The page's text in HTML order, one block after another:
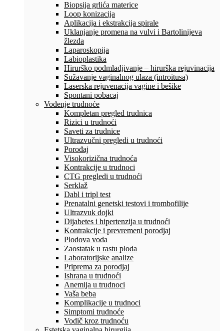
Biopsija grlića materice
Loop konizacija
Aplikacija i ekstrakcija spirale
Uklanjanje promena na vulvi i Bartolinijeva
žlezda
Laparoskopija
Labioplastika
Hirurško podmladjivanje – hirurška rejuvinacija
Sužavanje vaginalnog ulaza (introitusa)
Laserska rejuvenacija vagine i bešike
Spontani pobacaj
Vođenje trudnoće
Kompletan pregled trudnica
Rizici u trudnoći
Saveti za trudnice
Ultrazvučni pregledi u trudnoći
Porođaj
Visokorizična trudnoća
Kontrakcije u trudnoci
CTG pregledi u trudnoći
Serklaž
Dabl i tripl test
Prenatalni genetski testovi i trombofilije
Ultrazvuk dojki
Dijabetes i hipertenzija u trudnoći
Kontrakcije i prevremeni porodjaj
Plodova voda
Zaostatak u rastu ploda
Laboratorijske analize
Priprema za porodjaj
Ishrana u trudnoći
Anemija u trudnoci
Vaša beba
Komplikacije u trudnoci
Simptomi trudnoće
Vodič kroz trudnoću